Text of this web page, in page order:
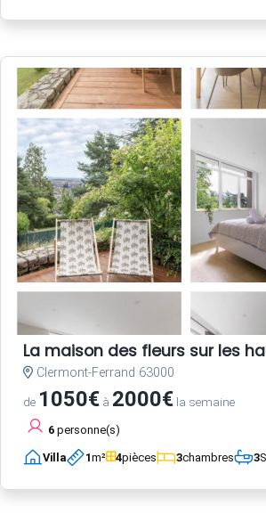
La maison des fleurs sur les
Clermont-Ferrand 63000
de 1050€ à 2000€ la semaine
6 personne(s)
Villa 1m² 4pièces 3chambres 3